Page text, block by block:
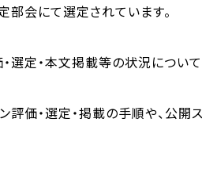
会にて選定されています。
選定・本文掲載等の状況につい
評価・選定・掲載の手順や、公開